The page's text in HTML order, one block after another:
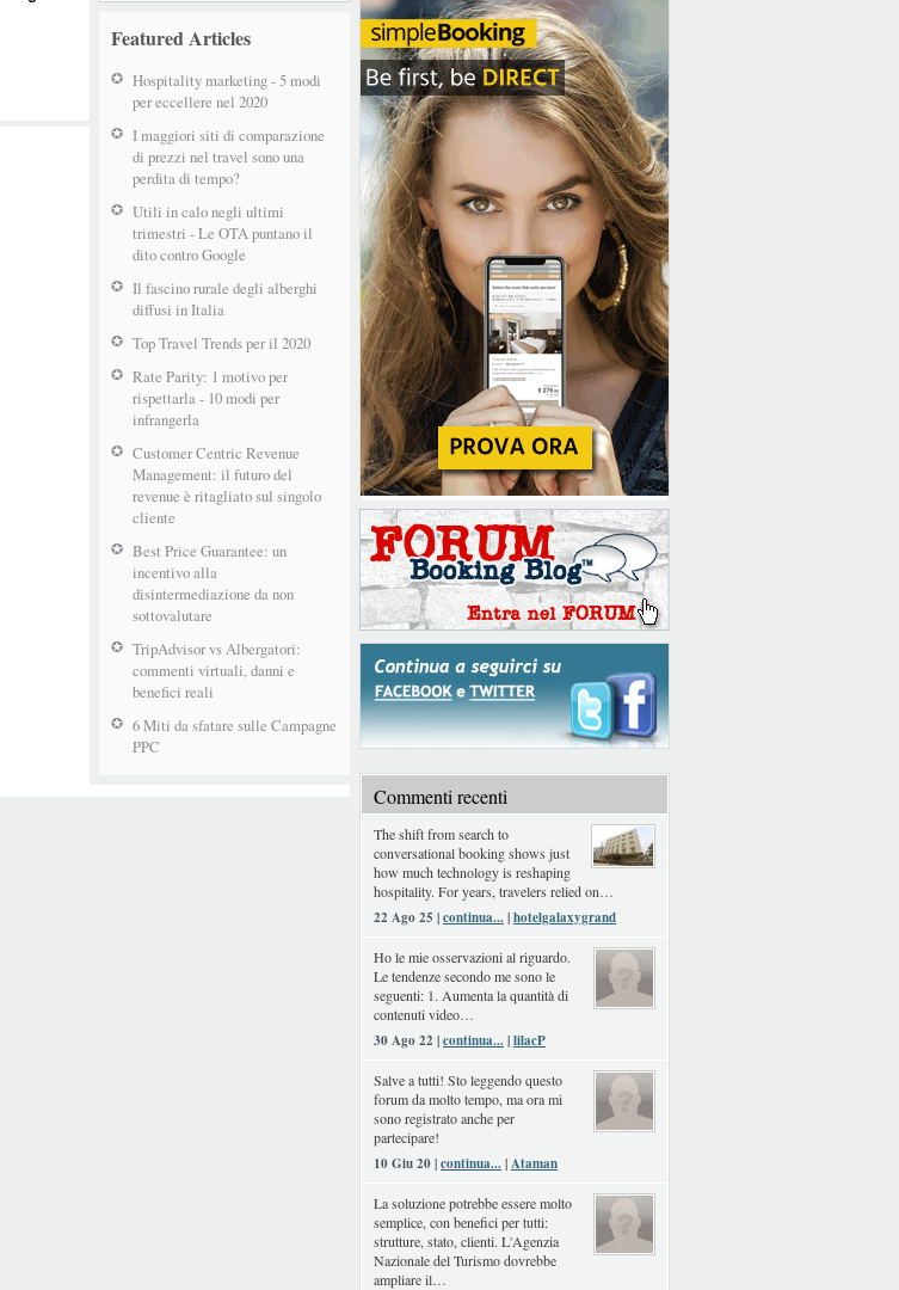
Featured Articles
Hospitality marketing - 5 modi
per eccellere nel 2020
I maggiori siti di comparazione
di prezzi nel travel sono una
perdita di tempo?
Utili in calo negli ultimi
trimestri - Le OTA puntano il
dito contro Google
Il fascino rurale degli alberghi
diffusi in Italia
Top Travel Trends per il 2020
Rate Parity: 1 motivo per
rispettarla - 10 modi per
infrangerla
Customer Centric Revenue
Management: il futuro del
revenue è ritagliato sul singolo
cliente
Best Price Guarantee: un
incentivo alla
disintermediazione da non
sottovalutare
TripAdvisor vs Albergatori:
commenti virtuali, danni e
benefici reali
6 Miti da sfatare sulle Campagne
PPC
Commenti recenti
The shift from search to
conversational booking shows just
how much technology is reshaping
hospitality. For years, travelers relied on…
22 Ago 25 |continua...|hotelgalaxygrand
Ho le mie osservazioni al riguardo.
Le tendenze secondo me sono le
seguenti: 1. Aumenta la quantità di
contenuti video…
30 Ago 22 |continua...|lilacP
Salve a tutti! Sto leggendo questo
forum da molto tempo, ma ora mi
sono registrato anche per
partecipare!
10 Giu 20 |continua...|Ataman
La soluzione potrebbe essere molto
semplice, con benefici per tutti:
strutture, stato, clienti. L'Agenzia
Nazionale del Turismo dovrebbe
ampliare il…